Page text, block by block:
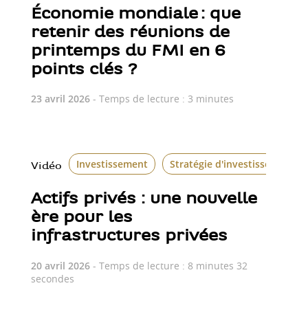
Économie mondiale : que
retenir des réunions de
printemps du FMI en 6
points clés ?
23 avril 2026- Temps de lecture : 3 minutes
Vidéo Investissement Stratégie d'investissement
Actifs privés : une nouvelle
ère pour les
infrastructures privées
20 avril 2026- Temps de lecture : 8 minutes 32
secondes